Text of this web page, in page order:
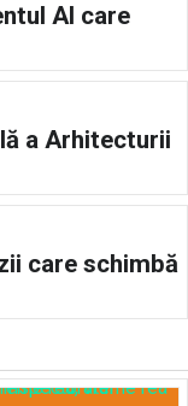
AI care
a Arhitecturii
care schimbă